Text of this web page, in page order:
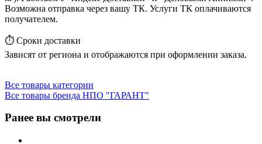
Возможна отправка через вашу ТК. Услуги ТК оплачиваются
получателем.
⏱️ Сроки доставки
Зависят от региона и отображаются при оформлении заказа.
Все товары категории
Все товары бренда НПО "ГАРАНТ"
Ранее вы смотрели